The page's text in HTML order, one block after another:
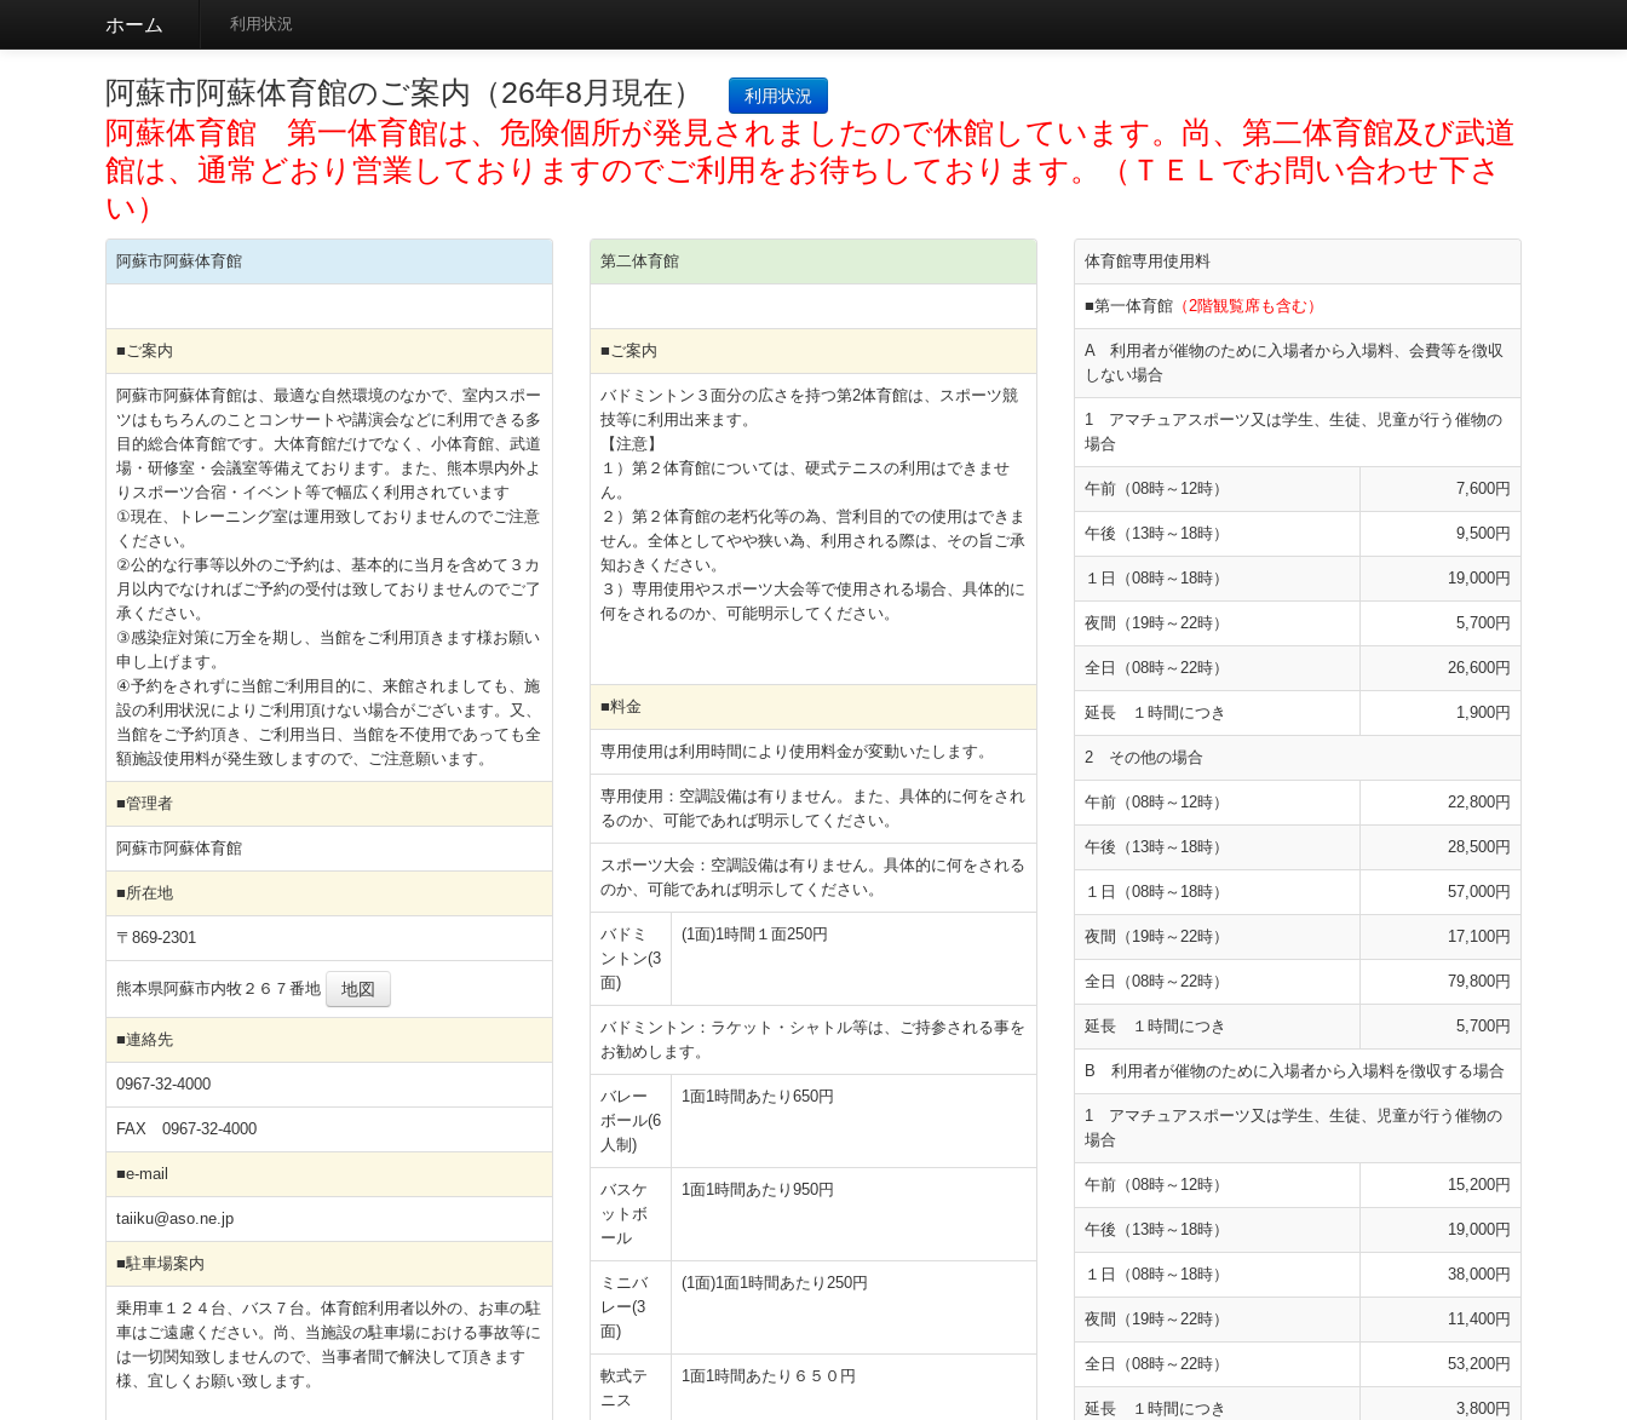
ホーム 利用状況
阿蘇市阿蘇体育館のご案内（26年8月現在） 利用状況
阿蘇体育館 第一体育館は、危険個所が発見されましたので休館しています。尚、第二体育館及び武道
館は、通常どおり営業しておりますのでご利用をお待ちしております。（ＴＥＬでお問い合わせ下さ
い）
阿蘇市阿蘇体育館
■ご案内
阿蘇市阿蘇体育館は、最適な自然環境のなかで、室内スポー
ツはもちろんのことコンサートや講演会などに利用できる多
目的総合体育館です。大体育館だけでなく、小体育館、武道
場・研修室・会議室等備えております。また、熊本県内外よ
りスポーツ合宿・イベント等で幅広く利用されています
①現在、トレーニング室は運用致しておりませんのでご注意
ください。
②公的な行事等以外のご予約は、基本的に当月を含めて３カ
月以内でなければご予約の受付は致しておりませんのでご了
承ください。
③感染症対策に万全を期し、当館をご利用頂きます様お願い
申し上げます。
④予約をされずに当館ご利用目的に、来館されましても、施
設の利用状況によりご利用頂けない場合がございます。又、
当館をご予約頂き、ご利用当日、当館を不使用であっても全
額施設使用料が発生致しますので、ご注意願います。
■管理者
阿蘇市阿蘇体育館
■所在地
〒869-2301
熊本県阿蘇市内牧２６７番地 地図
■連絡先
0967-32-4000
FAX 0967-32-4000
■e-mail
taiiku@aso.ne.jp
■駐車場案内
乗用車１２４台、バス７台。体育館利用者以外の、お車の駐
車はご遠慮ください。尚、当施設の駐車場における事故等に
は一切関知致しませんので、当事者間で解決して頂きます
様、宜しくお願い致します。
第二体育館
■ご案内
バドミントン３面分の広さを持つ第2体育館は、スポーツ競
技等に利用出来ます。
【注意】
１）第２体育館については、硬式テニスの利用はできませ
ん。
２）第２体育館の老朽化等の為、営利目的での使用はできま
せん。全体としてやや狭い為、利用される際は、その旨ご承
知おきください。
３）専用使用やスポーツ大会等で使用される場合、具体的に
何をされるのか、可能明示してください。
■料金
専用使用は利用時間により使用料金が変動いたします。
専用使用：空調設備は有りません。また、具体的に何をされ
るのか、可能であれば明示してください。
スポーツ大会：空調設備は有りません。具体的に何をされる
のか、可能であれば明示してください。
バドミ
ントン(3
面)
(1面)1時間１面250円
バドミントン：ラケット・シャトル等は、ご持参される事を
お勧めします。
バレー
ボール(6
人制)
1面1時間あたり650円
バスケ
ットボ
ール
1面1時間あたり950円
ミニバ
レー(3
面)
(1面)1面1時間あたり250円
軟式テ
ニス
1面1時間あたり６５０円
体育館専用使用料
■第一体育館 （2階観覧席も含む）
A 利用者が催物のために入場者から入場料、会費等を徴収
しない場合
1 アマチュアスポーツ又は学生、生徒、児童が行う催物の
場合
午前（08時～12時） 7,600円
午後（13時～18時） 9,500円
１日（08時～18時） 19,000円
夜間（19時～22時） 5,700円
全日（08時～22時） 26,600円
延長 １時間につき 1,900円
2 その他の場合
午前（08時～12時） 22,800円
午後（13時～18時） 28,500円
１日（08時～18時） 57,000円
夜間（19時～22時） 17,100円
全日（08時～22時） 79,800円
延長 １時間につき 5,700円
B 利用者が催物のために入場者から入場料を徴収する場合
1 アマチュアスポーツ又は学生、生徒、児童が行う催物の
場合
午前（08時～12時） 15,200円
午後（13時～18時） 19,000円
１日（08時～18時） 38,000円
夜間（19時～22時） 11,400円
全日（08時～22時） 53,200円
延長 １時間につき 3,800円